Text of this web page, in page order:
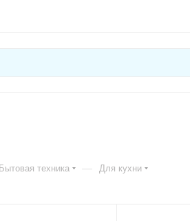
Бытовая техника — Для кухни